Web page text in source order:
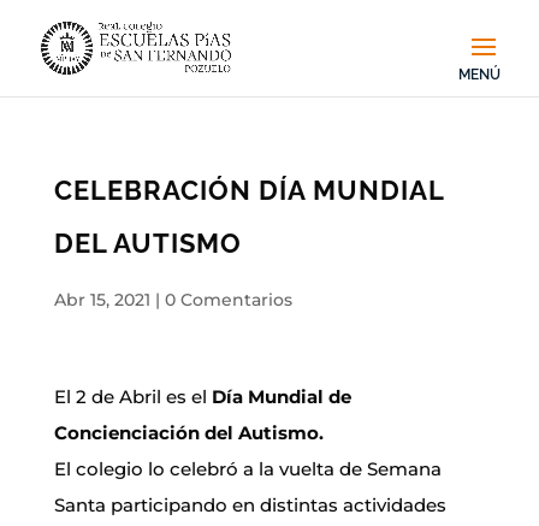
CELEBRACIÓN DÍA MUNDIAL
DEL AUTISMO
Abr 15, 2021 | 0 Comentarios
El 2 de Abril es el Día Mundial de
Concienciación del Autismo.
El colegio lo celebró a la vuelta de Semana
Santa participando en distintas actividades